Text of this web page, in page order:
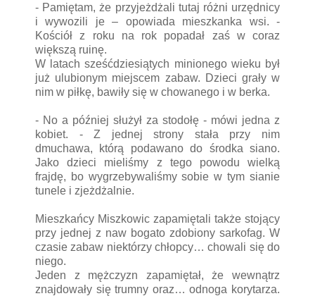
- Pamiętam, że przyjeżdżali tutaj różni urzędnicy
i wywozili je – opowiada mieszkanka wsi. -
Kościół z roku na rok popadał zaś w coraz
większą ruinę.
W latach sześćdziesiątych minionego wieku był
już ulubionym miejscem zabaw. Dzieci grały w
nim w piłkę, bawiły się w chowanego i w berka.
- No a później służył za stodołę - mówi jedna z
kobiet. - Z jednej strony stała przy nim
dmuchawa, którą podawano do środka siano.
Jako dzieci mieliśmy z tego powodu wielką
frajdę, bo wygrzebywaliśmy sobie w tym sianie
tunele i zjeżdżalnie.
Mieszkańcy Miszkowic zapamiętali także stojący
przy jednej z naw bogato zdobiony sarkofag. W
czasie zabaw niektórzy chłopcy… chowali się do
niego.
Jeden z mężczyzn zapamiętał, że wewnątrz
znajdowały się trumny oraz… odnoga korytarza.